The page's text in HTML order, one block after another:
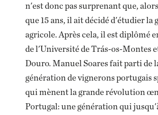
n'est donc pas surprenant que,
que 15 ans, il ait décidé d'étudier la
agricole. Après cela, il est diplômé
de l'Université de Trás-os-Montes
Douro. Manuel Soares fait parti de
génération de vignerons portugais
qui mènent la grande révolution
Portugal: une génération qui